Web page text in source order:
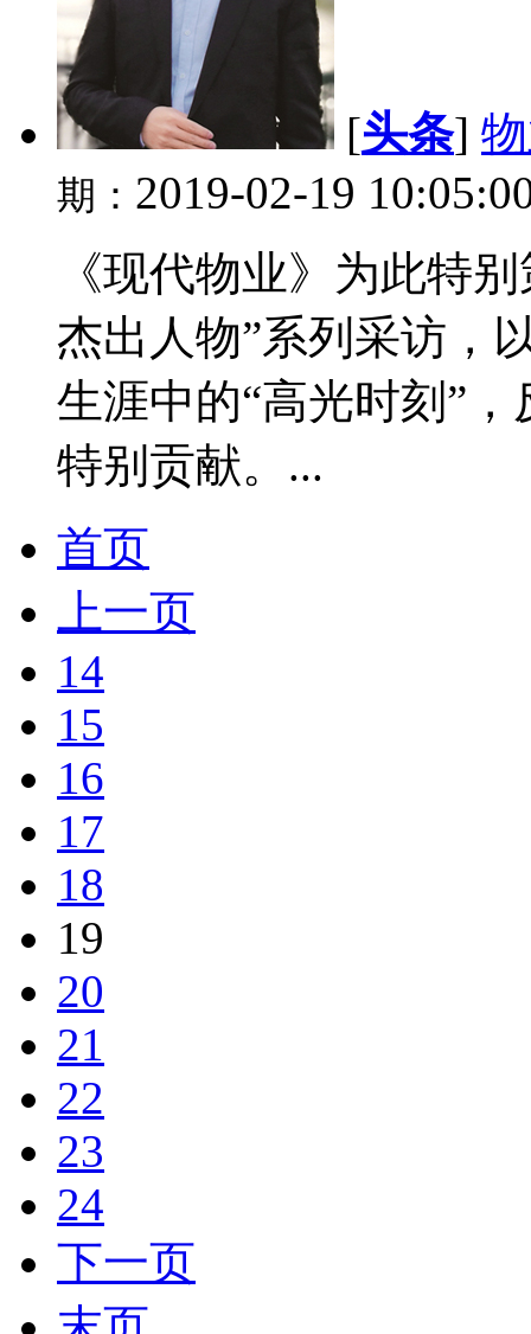
[头条]
期： 2019-02-19
《现代物业》为此特
杰出人物”系列采访，
生涯中的“高光时刻”
特别贡献。...
首页
上一页
14
15
16
17
18
19
20
21
22
23
24
下一页